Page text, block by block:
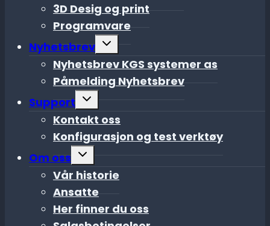
3D Desig og print
Programvare
Nyhetsbrev
Toggle
Nyhetsbrev KGS systemer as
Påmelding Nyhetsbrev
Support
Toggle
Kontakt oss
Konfigurasjon og test verktøy
Om oss
Toggle
menu
Vår historie
Ansatte
Her finner du oss